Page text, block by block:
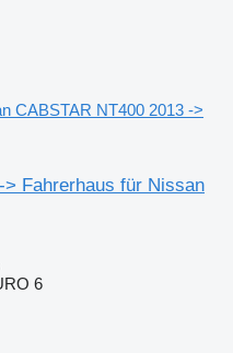
CABSTAR NT400 2013 ->
> Fahrerhaus für Nissan
6